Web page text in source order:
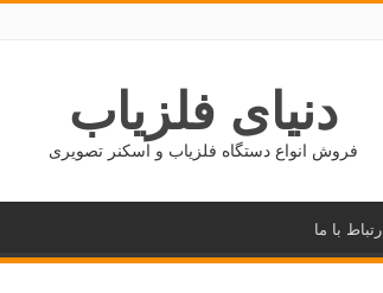
دنیای فلزیاب
فروش انواع دستگاه فلزیاب و اسکنر تصویری
ارتباط با ما